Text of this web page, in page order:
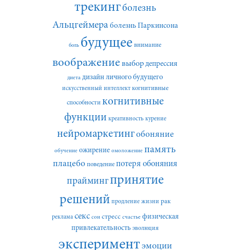
трекингболезнь
Альцгеймера болезнь Паркинсона
боль будущее внимание
воображение выбор депрессия
диета дизайн личного будущего
искусственный интеллект когнитивные
способности когнитивные
функции креативность курение
нейромаркетингобоняние
обучение ожирение омоложение память
плацебо поведение потеря обоняния
праймингпринятие
решений продление жизни рак
реклама секс сон стресс счастье физическая
привлекательность эволюция
экспериментэмоции